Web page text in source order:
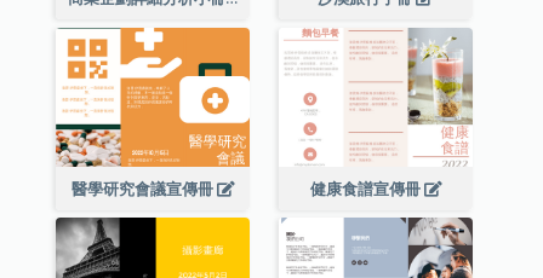
醫學研究會議宣傳冊 健康食譜宣傳冊